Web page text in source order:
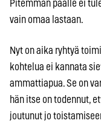
Pitemmän päälle ei
vain omaa lastaan.
Nyt on aika ryhtyä
kohtelua ei kannata
ammattiapua. Se on
hän itse on todennut,
joutunut jo